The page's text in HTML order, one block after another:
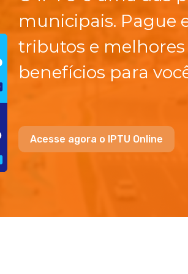
municipais. Pague
tributos e melhores
benefícios para
Acesse agora o IPTU Online